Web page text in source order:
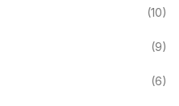
(10)
(9)
(6)